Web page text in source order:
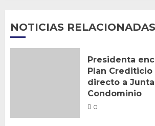
NOTICIAS RELACIONADAS
Presidenta
Plan
directo a
Condominio
0